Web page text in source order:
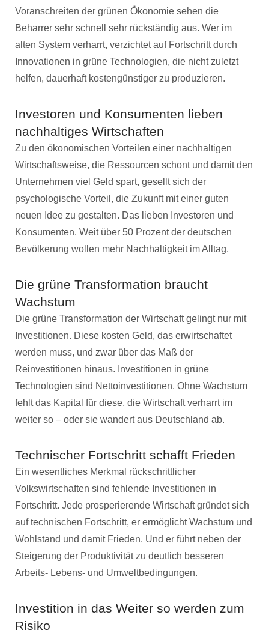
Voranschreiten der grünen Ökonomie sehen die
Beharrer sehr schnell sehr rückständig aus. Wer im
alten System verharrt, verzichtet auf Fortschritt durch
Innovationen in grüne Technologien, die nicht zuletzt
helfen, dauerhaft kostengünstiger zu produzieren.
Investoren und Konsumenten lieben
nachhaltiges Wirtschaften
Zu den ökonomischen Vorteilen einer nachhaltigen
Wirtschaftsweise, die Ressourcen schont und damit den
Unternehmen viel Geld spart, gesellt sich der
psychologische Vorteil, die Zukunft mit einer guten
neuen Idee zu gestalten. Das lieben Investoren und
Konsumenten. Weit über 50 Prozent der deutschen
Bevölkerung wollen mehr Nachhaltigkeit im Alltag.
Die grüne Transformation braucht
Wachstum
Die grüne Transformation der Wirtschaft gelingt nur mit
Investitionen. Diese kosten Geld, das erwirtschaftet
werden muss, und zwar über das Maß der
Reinvestitionen hinaus. Investitionen in grüne
Technologien sind Nettoinvestitionen. Ohne Wachstum
fehlt das Kapital für diese, die Wirtschaft verharrt im
weiter so – oder sie wandert aus Deutschland ab.
Technischer Fortschritt schafft Frieden
Ein wesentliches Merkmal rückschrittlicher
Volkswirtschaften sind fehlende Investitionen in
Fortschritt. Jede prosperierende Wirtschaft gründet sich
auf technischen Fortschritt, er ermöglicht Wachstum und
Wohlstand und damit Frieden. Und er führt neben der
Steigerung der Produktivität zu deutlich besseren
Arbeits- Lebens- und Umweltbedingungen.
Investition in das Weiter so werden zum
Risiko